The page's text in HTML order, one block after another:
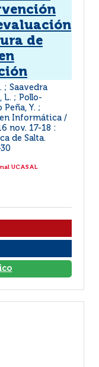
de
; Saavedra
L. ; Pollo-
Y. ;
Informática /
nov. 17-18 :
de Salta.
UCASAL